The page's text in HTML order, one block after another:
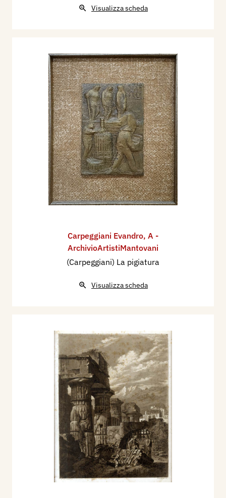
Visualizza scheda
Carpeggiani Evandro, A -
ArchivioArtistiMantovani
(Carpeggiani) La pigiatura
Visualizza scheda